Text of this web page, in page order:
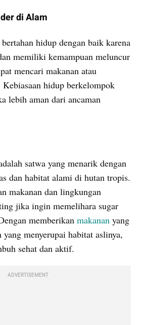
di Alam
hidup dengan baik karena
memiliki kemampuan meluncur
mencari makanan atau
Kebiasaan hidup berkelompok
lebih aman dari ancaman
satwa yang menarik dengan
dan habitat alami di hutan tropis.
makanan dan lingkungan
jika ingin memelihara sugar
memberikan makanan yang
menyerupai habitat aslinya,
sehat dan aktif.
ADVERTISEMENT